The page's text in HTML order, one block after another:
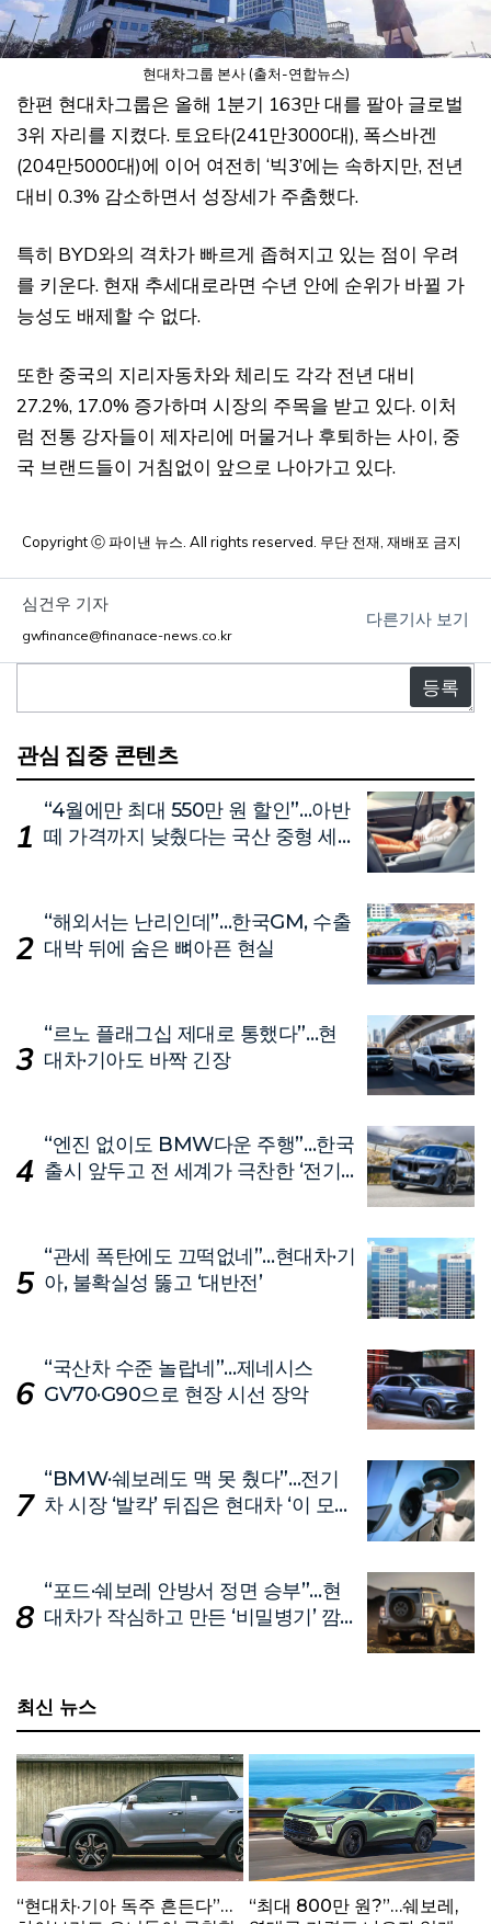
현대차그룹 본사 (출처-연합뉴스)
한편 현대차그룹은 올해 1분기 163만 대를 팔아 글로벌
3위 자리를 지켰다. 토요타(241만3000대), 폭스바겐
(204만5000대)에 이어 여전히 ‘빅3’에는 속하지만, 전년
대비 0.3% 감소하면서 성장세가 주춤했다.
특히 BYD와의 격차가 빠르게 좁혀지고 있는 점이 우려
를 키운다. 현재 추세대로라면 수년 안에 순위가 바뀔 가
능성도 배제할 수 없다.
또한 중국의 지리자동차와 체리도 각각 전년 대비
27.2%, 17.0% 증가하며 시장의 주목을 받고 있다. 이처
럼 전통 강자들이 제자리에 머물거나 후퇴하는 사이, 중
국 브랜드들이 거침없이 앞으로 나아가고 있다.
Copyright ⓒ 파이낸 뉴스. All rights reserved. 무단 전재, 재배포 금지
심건우 기자
gwfinance@finanace-news.co.kr
다른기사 보기
글
관심 집중 콘텐츠
“4월에만 최대 550만 원 할인”…아반
떼 가격까지 낮췄다는 국산 중형 세
“해외서는 난리인데”…한국GM, 수출
대박 뒤에 숨은 뼈아픈 현실
“르노 플래그십 제대로 통했다”…현
대차·기아도 바짝 긴장
“엔진 없이도 BMW다운 주행”…한국
출시 앞두고 전 세계가 극찬한 ‘전기
“관세 폭탄에도 끄떡없네”…현대차·기
아, 불확실성 뚫고 ‘대반전’
“국산차 수준 놀랍네”…제네시스
GV70·G90으로 현장 시선 장악
“BMW·쉐보레도 맥 못 췄다”…전기
차 시장 ‘발칵’ 뒤집은 현대차 ‘이 모
“포드·쉐보레 안방서 정면 승부”…현
대차가 작심하고 만든 ‘비밀병기’ 깜
최신 뉴스
“현대차·기아 독주 흔든다”…
“최대 800만 원?”…쉐보레,